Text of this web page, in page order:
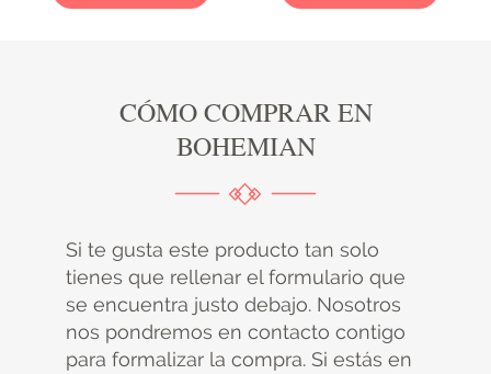
CÓMO COMPRAR EN
BOHEMIAN
Si te gusta este producto tan solo
tienes que rellenar el formulario que
se encuentra justo debajo. Nosotros
nos pondremos en contacto contigo
para formalizar la compra. Si estás en